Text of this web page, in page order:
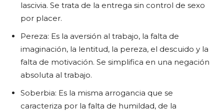
lascivia. Se trata de la entrega sin control de sexo
por placer.
Pereza: Es la aversión al trabajo, la falta de
imaginación, la lentitud, la pereza, el descuido y la
falta de motivación. Se simplifica en una negación
absoluta al trabajo.
Soberbia: Es la misma arrogancia que se
caracteriza por la falta de humildad, de la